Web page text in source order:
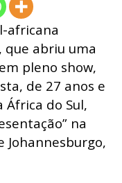
africana
que abriu uma
pleno show,
de 27 anos e
do Sul,
na
Johannesburgo,